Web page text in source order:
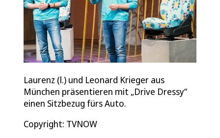
Laurenz (l.) und Leonard Krieger aus
München präsentieren mit „Drive Dressy“
einen Sitzbezug fürs Auto.
Copyright: TVNOW